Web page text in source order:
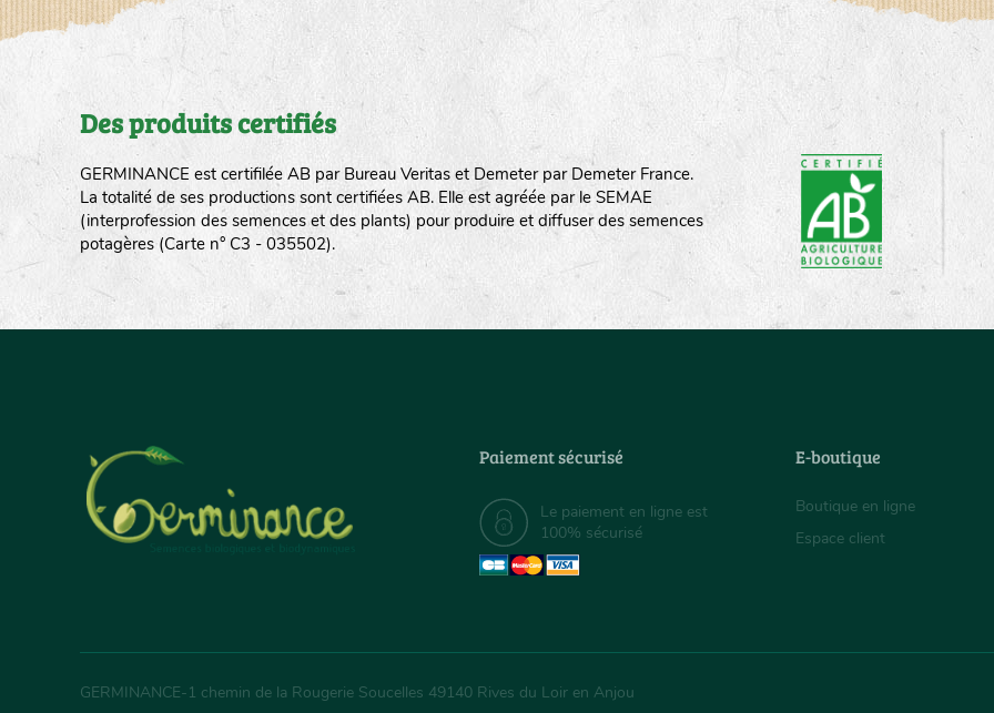
Des produits certifiés
GERMINANCE est certifilée AB par Bureau Veritas et Demeter par Demeter France.
La totalité de ses productions sont certifiées AB. Elle est agréée par le SEMAE
(interprofession des semences et des plants) pour produire et diffuser des semences
potagères (Carte n° C3 - 035502).
Paiement sécurisé
Le paiement en ligne est
100% sécurisé
E-boutique
Boutique en ligne
Espace client
GERMINANCE-1 chemin de la Rougerie Soucelles 49140 Rives du Loir en Anjou